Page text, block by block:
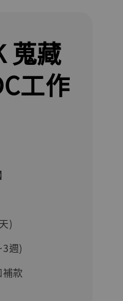
蒐藏
工作
)
週)
款